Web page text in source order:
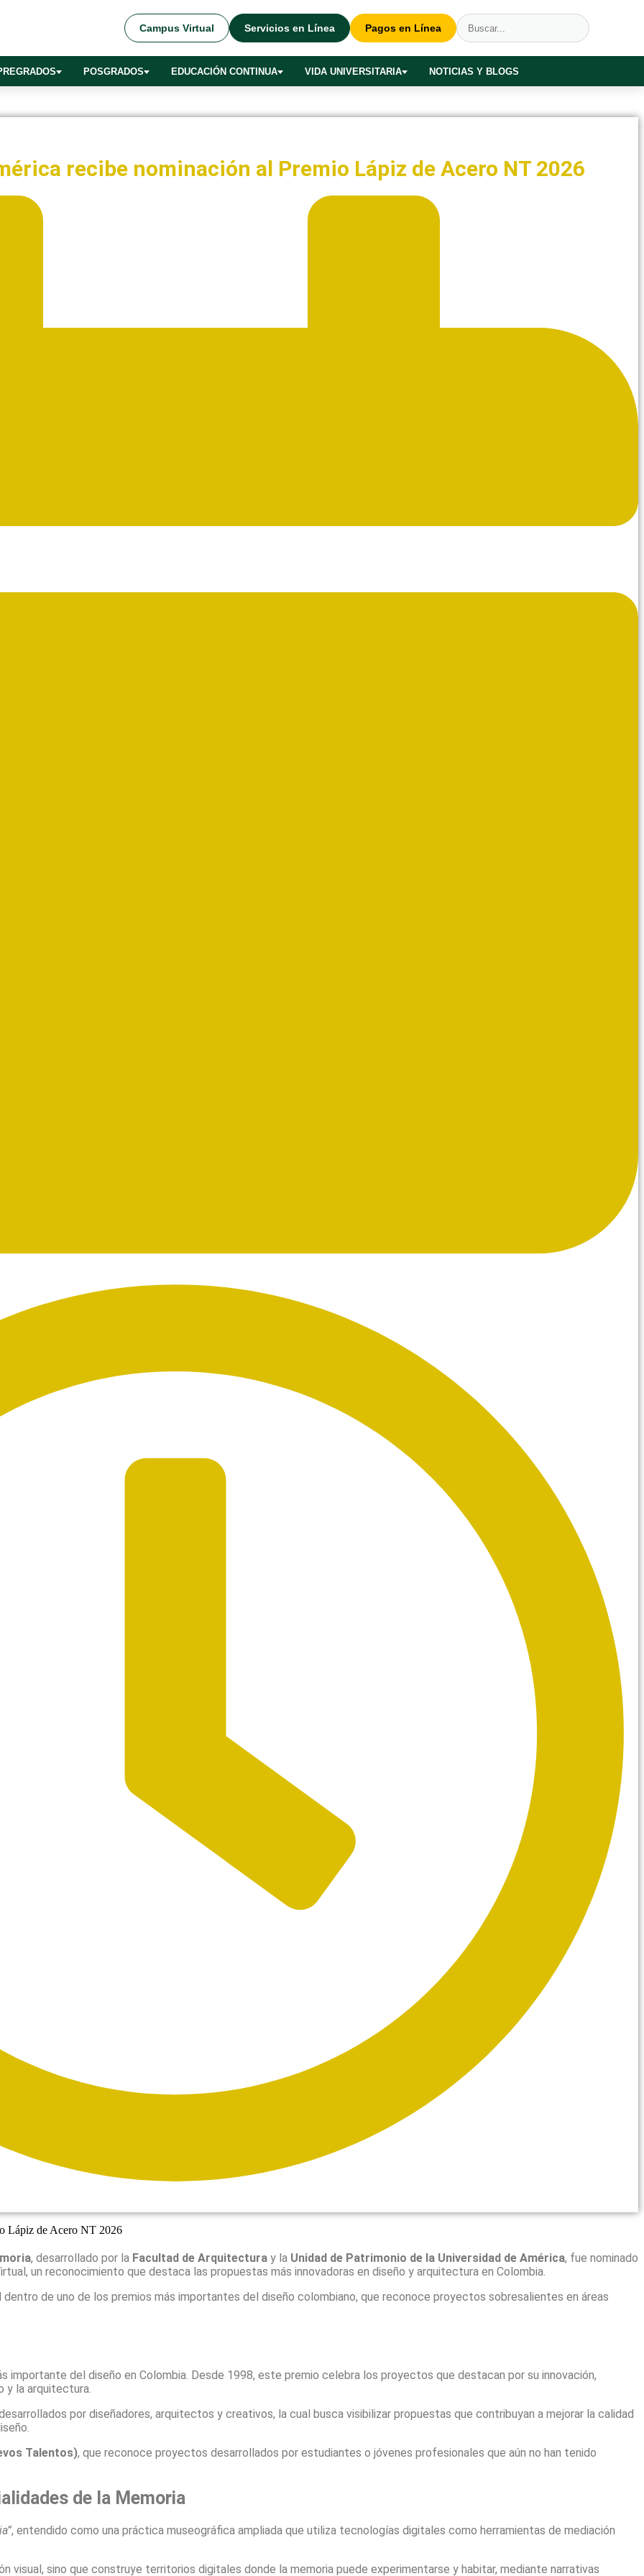
Campus Virtual Servicios en Línea Pagos en Línea
POSGRADOS EDUCACIÓN CONTINUA VIDA UNIVERSITARIA NOTICIAS Y BLOGS
recibe nominación al Premio Lápiz de Acero NT 2026
, desarrollado por la Facultad de Arquitectura y la Unidad de Patrimonio de la Universidad de América, fue nominado
un reconocimiento que destaca las propuestas más innovadoras en diseño y arquitectura en Colombia.
de uno de los premios más importantes del diseño colombiano, que reconoce proyectos sobresalientes en áreas
importante del diseño en Colombia. Desde 1998, este premio celebra los proyectos que destacan por su innovación,
y la arquitectura.
por diseñadores, arquitectos y creativos, la cual busca visibilizar propuestas que contribuyan a mejorar la calidad
Talentos), que reconoce proyectos desarrollados por estudiantes o jóvenes profesionales que aún no han tenido
de la Memoria
, entendido como una práctica museográfica ampliada que utiliza tecnologías digitales como herramientas de mediación
visual, sino que construye territorios digitales donde la memoria puede experimentarse y habitar, mediante narrativas